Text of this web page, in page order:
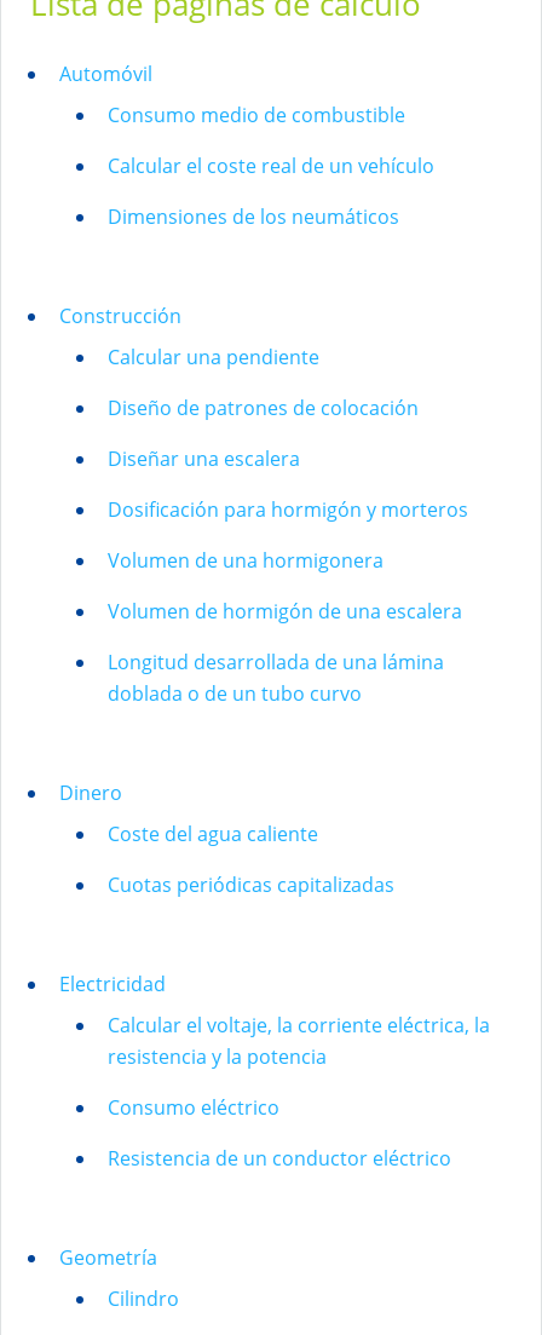
Automóvil
Consumo medio de combustible
Calcular el coste real de un vehículo
Dimensiones de los neumáticos
Construcción
Calcular una pendiente
Diseño de patrones de colocación
Diseñar una escalera
Dosificación para hormigón y morteros
Volumen de una hormigonera
Volumen de hormigón de una escalera
Longitud desarrollada de una lámina
doblada o de un tubo curvo
Dinero
Coste del agua caliente
Cuotas periódicas capitalizadas
Electricidad
Calcular el voltaje, la corriente eléctrica, la
resistencia y la potencia
Consumo eléctrico
Resistencia de un conductor eléctrico
Geometría
Cilindro